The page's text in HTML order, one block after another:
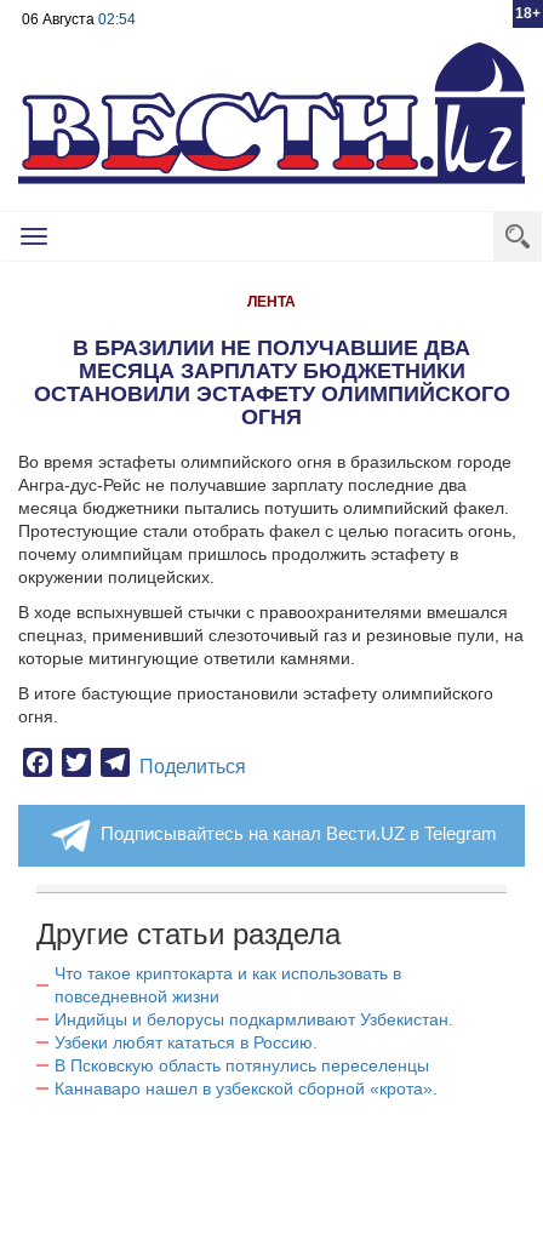
18+
06 Августа 02:54
Toggle
ЛЕНТА
В БРАЗИЛИИ НЕ ПОЛУЧАВШИЕ ДВА
МЕСЯЦА ЗАРПЛАТУ БЮДЖЕТНИКИ
ОСТАНОВИЛИ ЭСТАФЕТУ ОЛИМПИЙСКОГО
ОГНЯ
Во время эстафеты олимпийского огня в бразильском городе
Ангра-дус-Рейс не получавшие зарплату последние два
месяца бюджетники пытались потушить олимпийский факел.
Протестующие стали отобрать факел с целью погасить огонь,
почему олимпийцам пришлось продолжить эстафету в
окружении полицейских.
В ходе вспыхнувшей стычки с правоохранителями вмешался
спецназ, применивший слезоточивый газ и резиновые пули, на
которые митингующие ответили камнями.
В итоге бастующие приостановили эстафету олимпийского
огня.
Facebook
TwitterTelegram
Поделиться
Подписывайтесь на канал Вести.UZ в Telegram
Другие статьи раздела
Что такое криптокарта и как использовать в
повседневной жизни
Индийцы и белорусы подкармливают Узбекистан.
Узбеки любят кататься в Россию.
В Псковскую область потянулись переселенцы
Каннаваро нашел в узбекской сборной «крота».